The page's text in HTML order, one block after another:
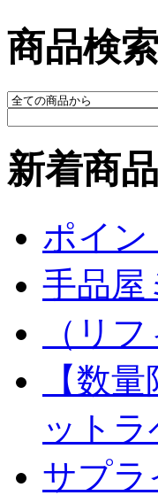
商品検索
新着商品
ポイン
手品屋
（リ
【数
ットラ
サプラ